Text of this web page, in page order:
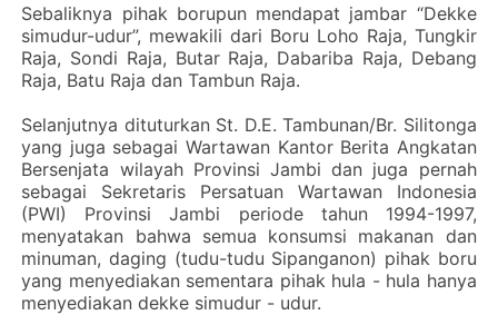
Sebaliknya pihak borupun mendapat jambar “Dekke
simudur-udur”, mewakili dari Boru Loho Raja, Tungkir
Raja, Sondi Raja, Butar Raja, Dabariba Raja, Debang
Raja, Batu Raja dan Tambun Raja.
Selanjutnya dituturkan St. D.E. Tambunan/Br. Silitonga
yang juga sebagai Wartawan Kantor Berita Angkatan
Bersenjata wilayah Provinsi Jambi dan juga pernah
sebagai Sekretaris Persatuan Wartawan Indonesia
(PWI) Provinsi Jambi periode tahun 1994-1997,
menyatakan bahwa semua konsumsi makanan dan
minuman, daging (tudu-tudu Sipanganon) pihak boru
yang menyediakan sementara pihak hula - hula hanya
menyediakan dekke simudur - udur.